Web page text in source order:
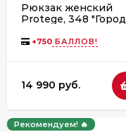
Рюкзак женский
Protege, 348 "Город
+750 БАЛЛОВ!
14 990 руб.
Рекомендуем! 🔥